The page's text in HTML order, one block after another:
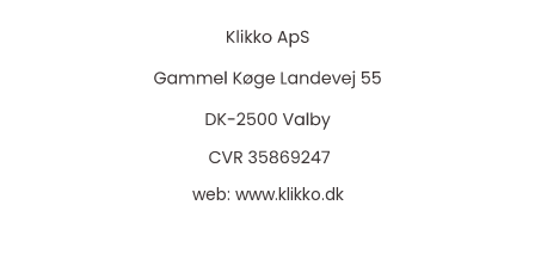
web: www.klikko.dk